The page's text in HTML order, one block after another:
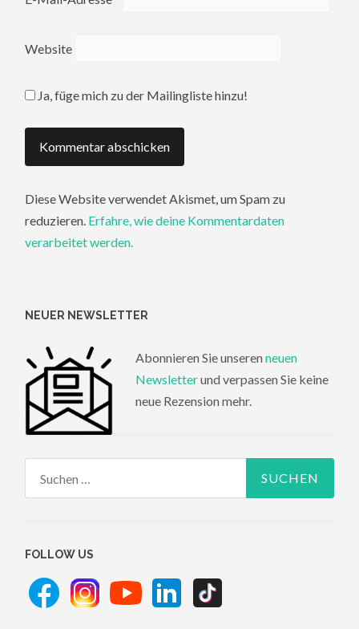
Website
Ja, füge mich zu der Mailingliste hinzu!
Diese Website verwendet Akismet, um Spam zu
reduzieren. Erfahre, wie deine Kommentardaten
verarbeitet werden.
NEUER NEWSLETTER
Abonnieren Sie unseren neuen
Newsletterund verpassen Sie keine
neue Rezension mehr.
FOLLOW US